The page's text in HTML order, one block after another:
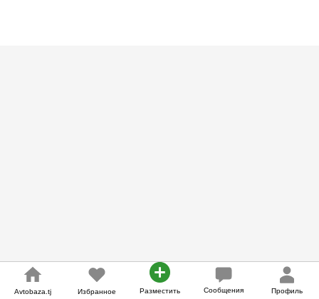
Avtobaza.tj Избранное Разместить Сообщения Профиль